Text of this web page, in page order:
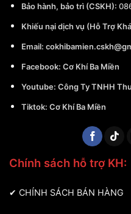
Bảo hành, bảo trì (CSKH):
Khiếu nại dịch vụ (Hỗ Trợ
Email:
Facebook: Cơ Khí Ba Miền
Youtube: Công Ty TNHH
Tiktok: Cơ Khí Ba Miền
Chính sách hỗ trợ KH:
✔ CHÍNH SÁCH BÁN HÀNG